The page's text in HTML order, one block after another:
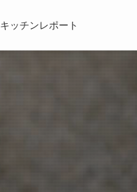
キッチンレポート